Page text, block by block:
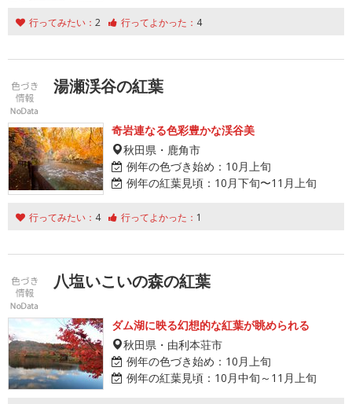
行ってみたい： 2 行ってよかった： 4
湯瀬渓谷の紅葉
奇岩連なる色彩豊かな渓谷美
秋田県・鹿角市
例年の色づき始め： 10月上旬
例年の紅葉見頃： 10月下旬〜11月上旬
行ってみたい： 4 行ってよかった： 1
八塩いこいの森の紅葉
ダム湖に映る幻想的な紅葉が眺められる
秋田県・由利本荘市
例年の色づき始め： 10月上旬
例年の紅葉見頃： 10月中旬～11月上旬